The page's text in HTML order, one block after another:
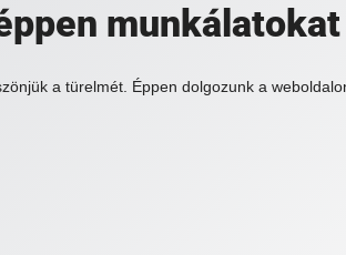
a türelmét. Éppen dolgozunk a